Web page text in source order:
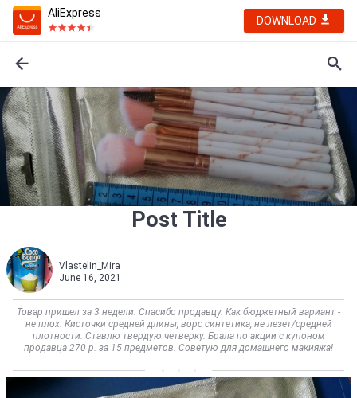
AliExpress
DOWNLOAD
Post Title
Vlastelin_Mira
June 16, 2021
Товар пришел за 3 недели. Спасибо продавцу. Как бюджетный вариант -
не плох. Кисточки средней длины, ворс синтетика, не лезет/средней
плотности. Ставлю твердую четверку. Брала по акции с купоном
продавца 270 р. за 15 предметов. Советую для домашнего макияжа!